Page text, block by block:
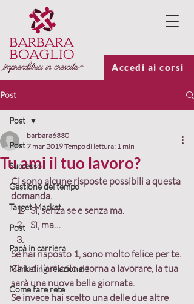
Accedi ai corsi
Post
Post
Successo
Gestione del tempo
Target Market
Post
Papà in carriera
Marketing relazionale
Come fare rete
Post
Tu ami il tuo lavoro?
barbara6330
7 mar 2019Tempo di lettura: 1 min
Ci sono alcune risposte possibili a questa
domanda.
Sì, senza se e senza ma.
Sì, ma…
Se hai risposto 1, sono molto felice per te.
Chiudi l’articolo e torna a lavorare, la tua
sarà una nuova bella giornata.
Se invece hai scelto una delle due altre